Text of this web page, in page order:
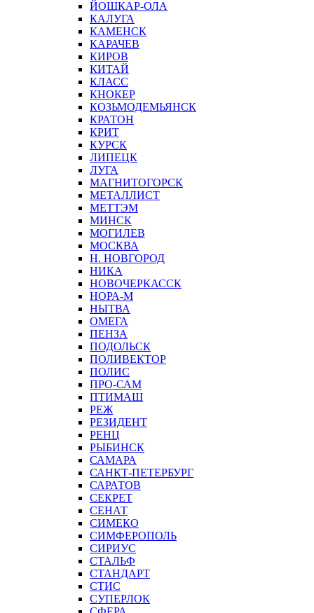
ЙОШКАР-ОЛА
КАЛУГА
КАМЕНСК
КАРАЧЕВ
КИРОВ
КИТАЙ
КЛАСС
КНОКЕР
КОЗЬМОДЕМЬЯНСК
КРАТОН
КРИТ
КУРСК
ЛИПЕЦК
ЛУГА
МАГНИТОГОРСК
МЕТАЛЛИСТ
МЕТТЭМ
МИНСК
МОГИЛЕВ
МОСКВА
Н. НОВГОРОД
НИКА
НОВОЧЕРКАССК
НОРА-М
НЫТВА
ОМЕГА
ПЕНЗА
ПОДОЛЬСК
ПОЛИВЕКТОР
ПОЛИС
ПРО-САМ
ПТИМАШ
РЕЖ
РЕЗИДЕНТ
РЕНЦ
РЫБИНСК
САМАРА
САНКТ-ПЕТЕРБУРГ
САРАТОВ
СЕКРЕТ
СЕНАТ
СИМЕКО
СИМФЕРОПОЛЬ
СИРИУС
СТАЛЬФ
СТАНДАРТ
СТИС
СУПЕРЛОК